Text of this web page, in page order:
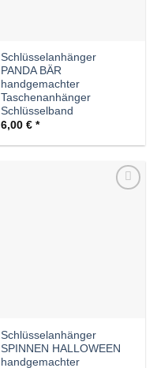
Schlüsselanhänger
PANDA BÄR
handgemachter
Taschenanhänger
Schlüsselband
6,00€
Schlüsselanhänger
SPINNEN HALLOWEEN
handgemachter